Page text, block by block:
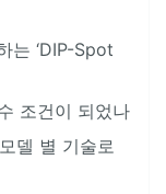
는 ‘DIP-Spot
조건이 되었나
델 별 기술로